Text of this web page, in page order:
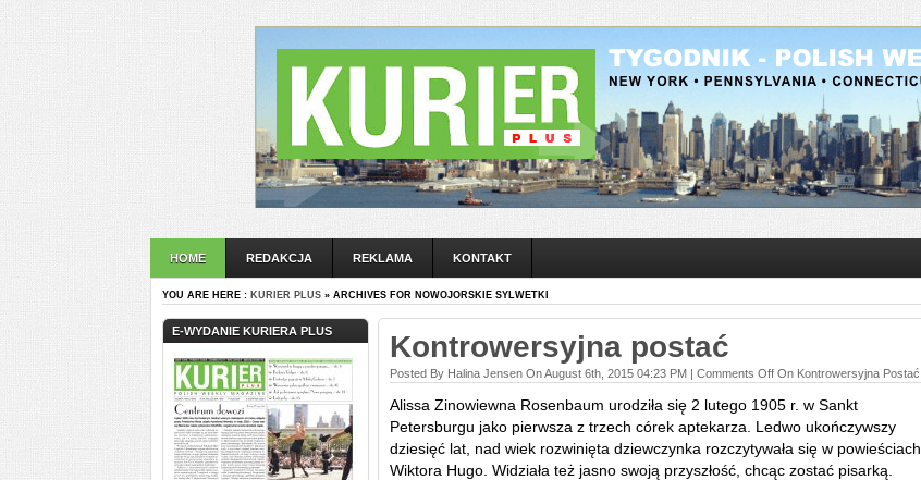
HOME REDAKCJA REKLAMA KONTAKT
YOU ARE HERE : KURIER PLUS » ARCHIVES FOR NOWOJORSKIE SYLWETKI
E-WYDANIE KURIERA PLUS Kontrowersyjna postać
Posted By Halina Jensen On August 6th, 2015 04:23 PM | Comments Off On Kontrowersyjna Postać
Alissa Zinowiewna Rosenbaum urodziła się 2 lutego 1905 r. w Sankt
Petersburgu jako pierwsza z trzech córek aptekarza. Ledwo ukończywszy
dziesięć lat, nad wiek rozwinięta dziewczynka rozczytywała się w powieściach
Wiktora Hugo. Widziała też jasno swoją przyszłość, chcąc zostać pisarką.